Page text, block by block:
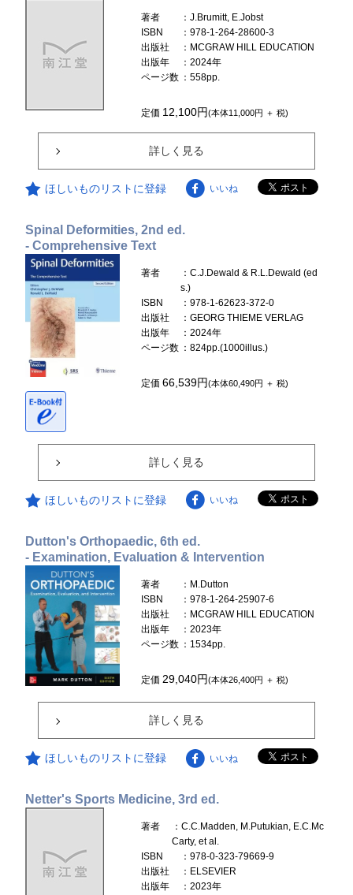
著者
：J.Brumitt, E.Jobst
ISBN
：978-1-264-28600-3
出版社
：MCGRAW HILL EDUCATION
出版年
：2024年
ページ数 ：558pp.
定価 12,100円(本体11,000円 ＋ 税)
詳しく見る
ほしいものリストに登録 いいね
Spinal Deformities, 2nd ed.
- Comprehensive Text
著者
：C.J.Dewald & R.L.Dewald (ed
s.)
ISBN
：978-1-62623-372-0
出版社
：GEORG THIEME VERLAG
出版年
：2024年
ページ数 ：824pp.(1000illus.)
定価66,539円(本体60,490円 ＋ 税)
詳しく見る
ほしいものリストに登録 いいね
Dutton's Orthopaedic, 6th ed.
- Examination, Evaluation & Intervention
著者
：M.Dutton
ISBN
：978-1-264-25907-6
出版社
：MCGRAW HILL EDUCATION
出版年
：2023年
ページ数 ：1534pp.
定価29,040円(本体26,400円 ＋ 税)
詳しく見る
ほしいものリストに登録 いいね
Netter's Sports Medicine, 3rd ed.
著者
：C.C.Madden, M.Putukian, E.C.Mc
Carty, et al.
ISBN
：978-0-323-79669-9
出版社
：ELSEVIER
出版年
：2023年